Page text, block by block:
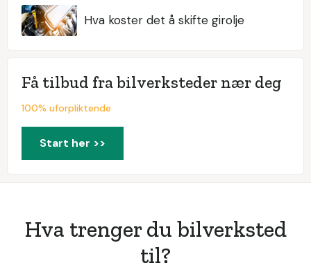
Hva koster det å skifte girolje
Få tilbud fra bilverksteder nær deg
100% uforpliktende
Start her >>
Hva trenger du bilverksted
til?